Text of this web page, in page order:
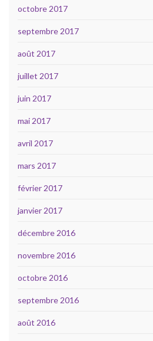
octobre 2017
septembre 2017
août 2017
juillet 2017
juin 2017
mai 2017
avril 2017
mars 2017
février 2017
janvier 2017
décembre 2016
novembre 2016
octobre 2016
septembre 2016
août 2016